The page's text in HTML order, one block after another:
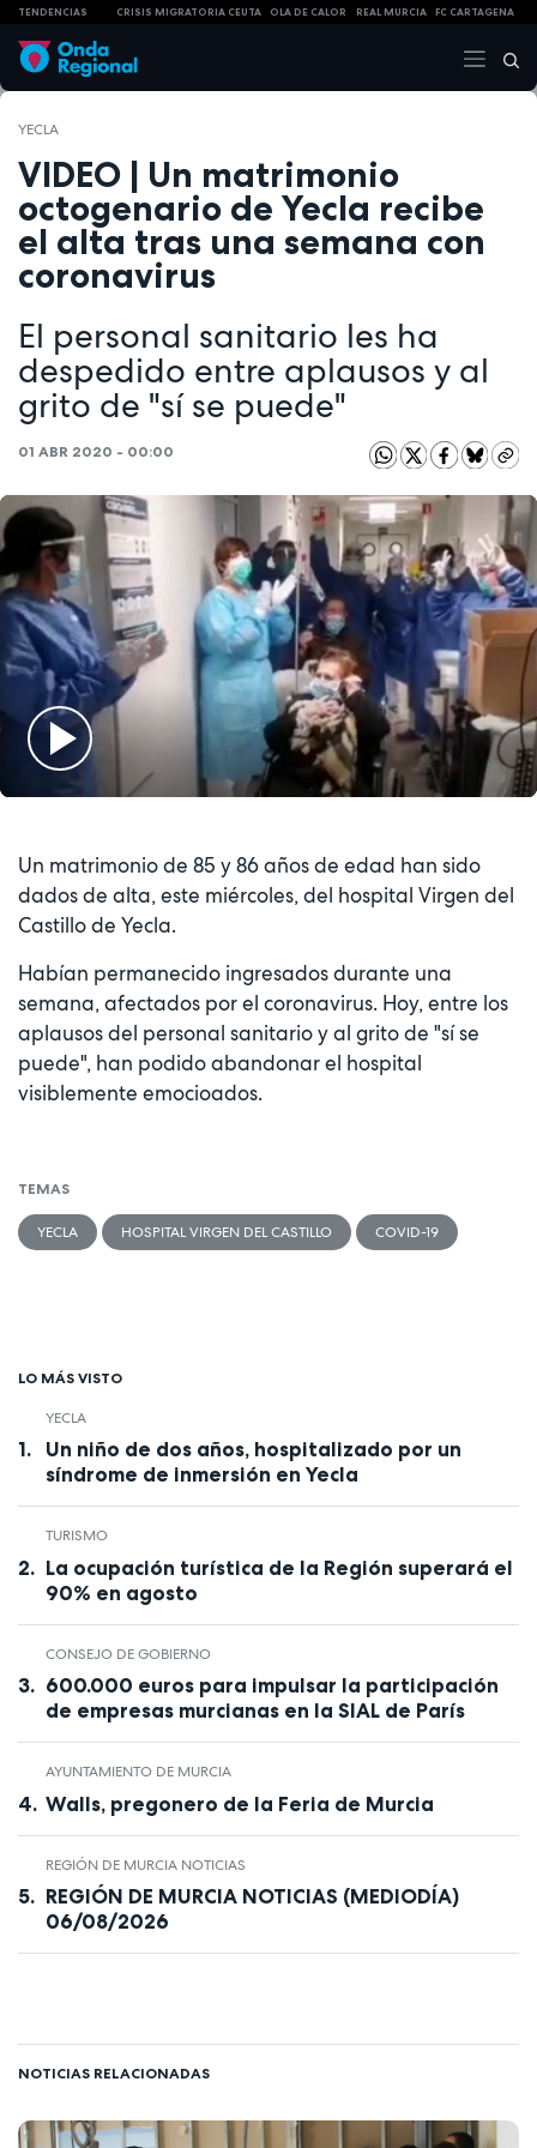
TENDENCIAS CRISIS MIGRATORIA CEUTA OLA DE CALOR REAL MURCIA FC CARTAGENA
YECLA
VIDEO | Un matrimonio
octogenario de Yecla recibe
el alta tras una semana con
coronavirus
El personal sanitario les ha
despedido entre aplausos y al
grito de "sí se puede"
01 ABR 2020 - 00:00
Play
Un matrimonio de 85 y 86 años de edad han sido
dados de alta, este miércoles, del hospital Virgen del
Castillo de Yecla.
Habían permanecido ingresados durante una
semana, afectados por el coronavirus. Hoy, entre los
aplausos del personal sanitario y al grito de "sí se
puede", han podido abandonar el hospital
visiblemente emocioados.
TEMAS
YECLA HOSPITAL VIRGEN DEL CASTILLO COVID-19
LO MÁS VISTO
YECLA
Un niño de dos años, hospitalizado por un
síndrome de inmersión en Yecla
TURISMO
La ocupación turística de la Región superará el
90% en agosto
CONSEJO DE GOBIERNO
600.000 euros para impulsar la participación
de empresas murcianas en la SIAL de París
AYUNTAMIENTO DE MURCIA
Walls, pregonero de la Feria de Murcia
REGIÓN DE MURCIA NOTICIAS
REGIÓN DE MURCIA NOTICIAS (MEDIODÍA)
06/08/2026
NOTICIAS RELACIONADAS